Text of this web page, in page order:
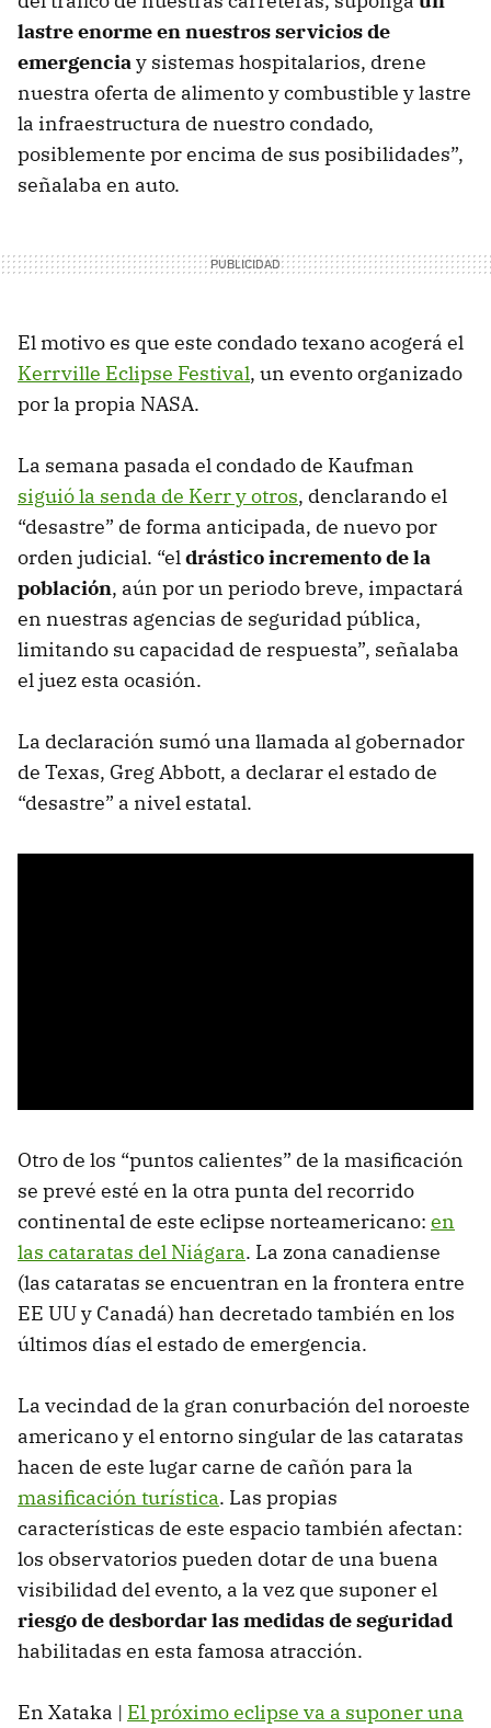
lastre enorme en nuestros servicios de
emergenciay sistemas hospitalarios, drene
nuestra oferta de alimento y combustible y lastre
la infraestructura de nuestro condado,
posiblemente por encima de sus posibilidades”,
señalaba en auto.
El motivo es que este condado texano acogerá el
Kerrville Eclipse Festival, un evento organizado
por la propia NASA.
La semana pasada el condado de Kaufman
siguió la senda de Kerr y otros, denclarando el
“desastre” de forma anticipada, de nuevo por
orden judicial. “eldrástico incremento de la
población, aún por un periodo breve, impactará
en nuestras agencias de seguridad pública,
limitando su capacidad de respuesta”, señalaba
el juez esta ocasión.
La declaración sumó una llamada al gobernador
de Texas, Greg Abbott, a declarar el estado de
“desastre” a nivel estatal.
Otro de los “puntos calientes” de la masificación
se prevé esté en la otra punta del recorrido
continental de este eclipse norteamericano: en
las cataratas del Niágara. La zona canadiense
(las cataratas se encuentran en la frontera entre
EE UU y Canadá) han decretado también en los
últimos días el estado de emergencia.
La vecindad de la gran conurbación del noroeste
americano y el entorno singular de las cataratas
hacen de este lugar carne de cañón para la
masificación turística. Las propias
características de este espacio también afectan:
los observatorios pueden dotar de una buena
visibilidad del evento, a la vez que suponer el
riesgo de desbordar las medidas de seguridad
habilitadas en esta famosa atracción.
En Xataka | El próximo eclipse va a suponer una